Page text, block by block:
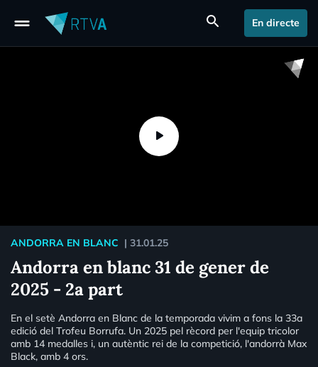
drag_handle search En directe
ANDORRA EN BLANC | 31.01.25
Andorra en blanc 31 de gener de
2025 - 2a part
En el setè Andorra en Blanc de la temporada vivim a fons la 33a
edició del Trofeu Borrufa. Un 2025 pel rècord per l'equip tricolor
amb 14 medalles i, un autèntic rei de la competició, l'andorrà Max
Black, amb 4 ors.